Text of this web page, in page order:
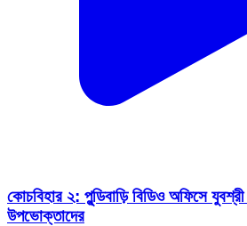
কোচবিহার ২: পুন্ডিবাড়ি বিডিও অফিসে
উপভোক্তাদের